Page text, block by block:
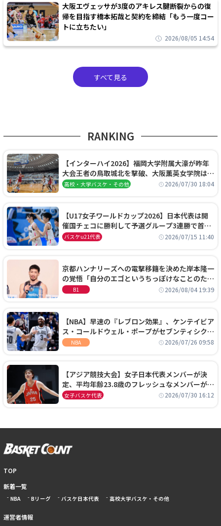
大阪エヴェッサが3度のアキレス腱断裂からの復
帰を目指す橋本拓哉と契約を締結「もう一度コー
トに立ちたい」
2026/08/05 14:54
すべて見る
RANKING
【インターハイ2026】福岡大学附属大濠が昨年
大会王者の鳥取城北を撃破、大阪薫英女学院は岐
阜女子に完勝、大会3日目試合結果
高校・大学バスケ・その他 2026/07/30 18:04
【U17女子ワールドカップ2026】日本代表は開
催国チェコに勝利して予選グループ3連勝で首位
通過！準々決勝の相手はエジプトに決定
バスケu21代表 2026/07/15 11:40
京都ハンナリーズへの電撃移籍を決めた岸本隆一
の覚悟「自分のエゴというちっぽけなことのため
に、京都に来たわけではない」
B1 2026/08/04 19:39
【NBA】早速の『レブロン効果』、ケンテイビア
ス・コールドウェル・ポープがセブンティシクサ
ーズに1年契約で加入
NBA 2026/07/26 09:58
【アジア競技大会】女子日本代表メンバーが決
定、平均年齢23.8歳のフレッシュなメンバーが日
本開催の大舞台で頂点を狙う
女子バスケ代表 2026/07/30 16:12
TOP
新着一覧
NBA Bリーグ バスケ日本代表 高校大学バスケ・その他
運営者情報